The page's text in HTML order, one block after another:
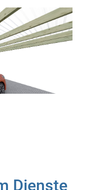
Dienste